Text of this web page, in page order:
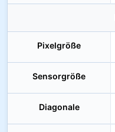
Pixelgröße
Sensorgröße
Diagonale